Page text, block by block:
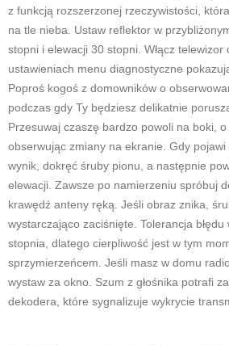
z funkcją rozszerzonej rzeczywistości,
na tle nieba. Ustaw reflektor w
stopni i elewacji 30 stopni. Włącz
ustawieniach menu diagnostyczne
Poproś kogoś z domowników o
podczas gdy Ty będziesz delikatnie
Przesuwaj czaszę bardzo powoli na boki, o
obserwując zmiany na ekranie. Gdy
wynik, dokręć śruby pionu, a następnie
elewacji. Zawsze po namierzeniu spróbuj
krawędź anteny ręką. Jeśli obraz znika,
wystarczająco zaciśnięte. Tolerancja błędu
stopnia, dlatego cierpliwość jest w tym
sprzymierzeńcem. Jeśli masz w domu
wystaw za okno. Szum z głośnika potrafi
dekodera, które sygnalizuje wykrycie